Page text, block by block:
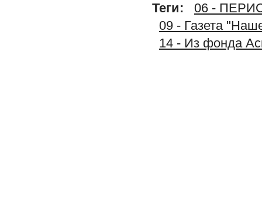
Теги:
06 -
09 - Газета
14 - Из фонда